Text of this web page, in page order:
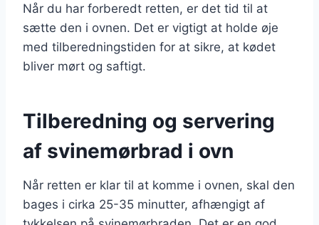
Når du har forberedt retten, er det tid til at
sætte den i ovnen. Det er vigtigt at holde øje
med tilberedningstiden for at sikre, at kødet
bliver mørt og saftigt.
Tilberedning og servering
af svinemørbrad i ovn
Når retten er klar til at komme i ovnen, skal den
bages i cirka 25-35 minutter, afhængigt af